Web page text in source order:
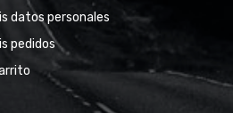
datos personales
pedidos